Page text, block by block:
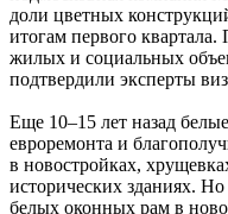
доли цветных
итогам первого
жилых и социальных
подтвердили эксперты
Еще 10–15 лет назад
евроремонта и
в новостройках,
исторических зданиях.
белых оконных рам в